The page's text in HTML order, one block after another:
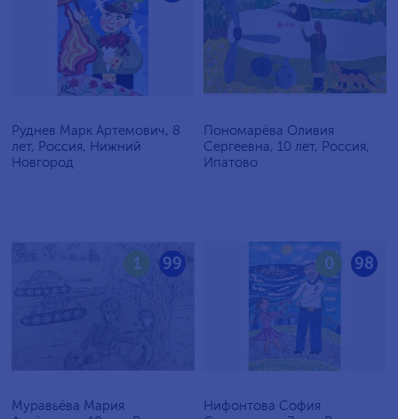
Руднев Марк Артемович, 8
лет, Россия, Нижний
Новгород
Пономарёва Оливия
Сергеевна, 10 лет, Россия,
Ипатово
99
1
Муравьёва Мария
98
0
Нифонтова София